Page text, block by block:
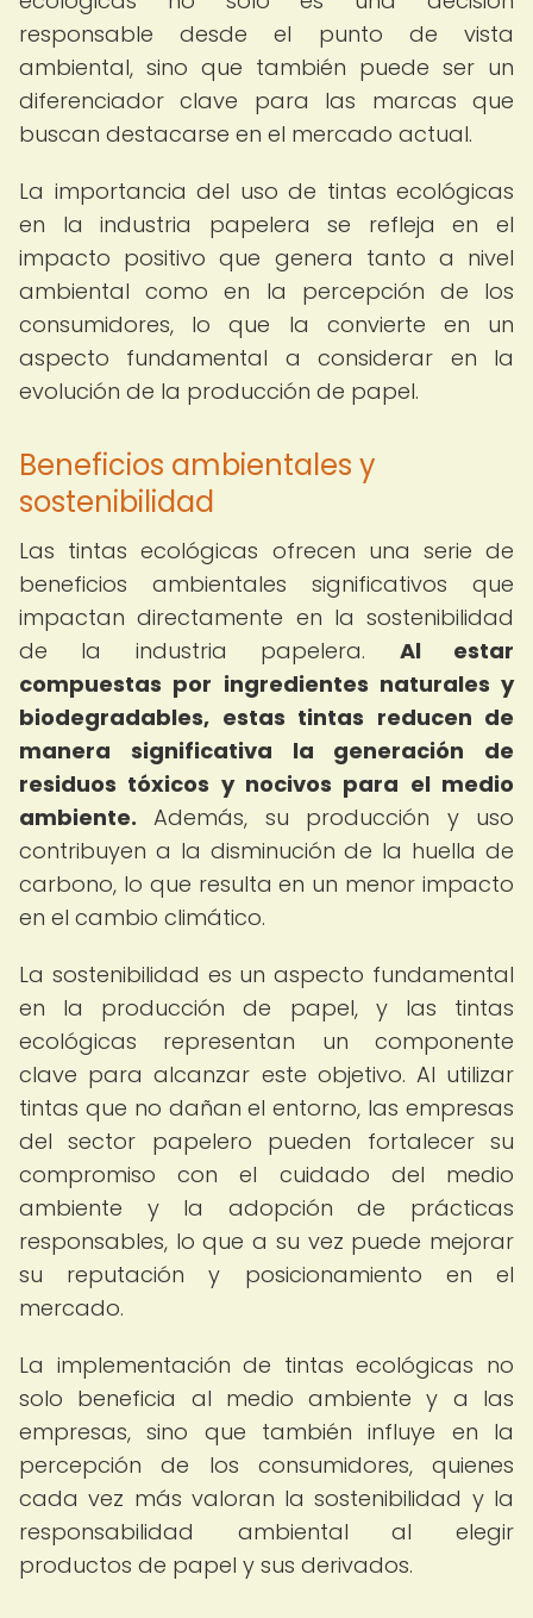
responsable desde el punto de vista
ambiental, sino que también puede ser un
diferenciador clave para las marcas que
buscan destacarse en el mercado actual.
La importancia del uso de tintas ecológicas
en la industria papelera se refleja en el
impacto positivo que genera tanto a nivel
ambiental como en la percepción de los
consumidores, lo que la convierte en un
aspecto fundamental a considerar en la
evolución de la producción de papel.
Beneficios ambientales y
sostenibilidad
Las tintas ecológicas ofrecen una serie de
beneficios ambientales significativos que
impactan directamente en la sostenibilidad
de la industria papelera. Al estar
compuestas por ingredientes naturales y
biodegradables, estas tintas reducen de
manera significativa la generación de
residuos tóxicos y nocivos para el medio
ambiente. Además, su producción y uso
contribuyen a la disminución de la huella de
carbono, lo que resulta en un menor impacto
en el cambio climático.
La sostenibilidad es un aspecto fundamental
en la producción de papel, y las tintas
ecológicas representan un componente
clave para alcanzar este objetivo. Al utilizar
tintas que no dañan el entorno, las empresas
del sector papelero pueden fortalecer su
compromiso con el cuidado del medio
ambiente y la adopción de prácticas
responsables, lo que a su vez puede mejorar
su reputación y posicionamiento en el
mercado.
La implementación de tintas ecológicas no
solo beneficia al medio ambiente y a las
empresas, sino que también influye en la
percepción de los consumidores, quienes
cada vez más valoran la sostenibilidad y la
responsabilidad ambiental al elegir
productos de papel y sus derivados.